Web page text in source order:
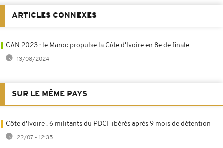
ARTICLES CONNEXES
CAN 2023 : le Maroc propulse la Côte d'Ivoire en 8e de finale
13/08/2024
SUR LE MÊME PAYS
Côte d'Ivoire : 6 militants du PDCI libérés après 9 mois de détention
22/07 - 12:35